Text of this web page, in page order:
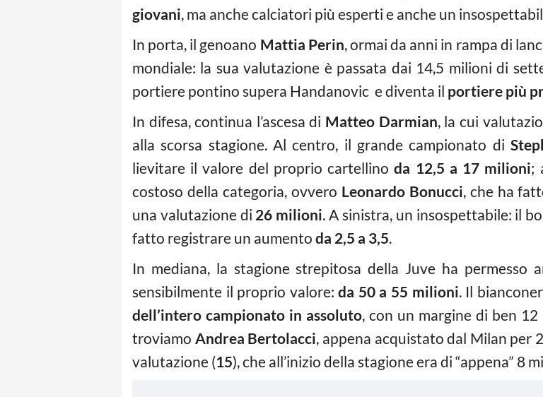
giovani, ma anche calciatori più esperti e anche un
In porta, il genoano Mattia Perin, ormai da anni in rampa di
mondiale: la sua valutazione è passata dai 14,5 milioni di
portiere pontino supera Handanovic e diventa il portiere più
In difesa, continua l’ascesa di Matteo Darmian, la cui
alla scorsa stagione. Al centro, il grande campionato di
lievitare il valore del proprio cartellinoda 12,5 a 17 milioni;
costoso della categoria, ovvero Leonardo Bonucci, che ha
una valutazione di 26 milioni. A sinistra, un insospettabile: il
fatto registrare un aumento da 2,5 a 3,5.
In mediana, la stagione strepitosa della Juve ha permesso
sensibilmente il proprio valore:da 50 a 55 milioni. Il
dell’intero campionato in assoluto, con un margine di ben
troviamo Andrea Bertolacci, appena acquistato dal Milan per
valutazione (15), che all’inizio della stagione era di “appena” 8